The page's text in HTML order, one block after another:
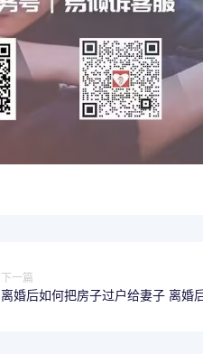
下一篇
离婚后如何把房子过户给妻子 离婚